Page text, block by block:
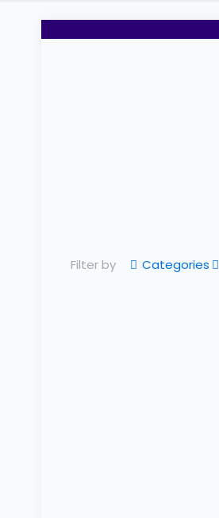
Filter by Categories